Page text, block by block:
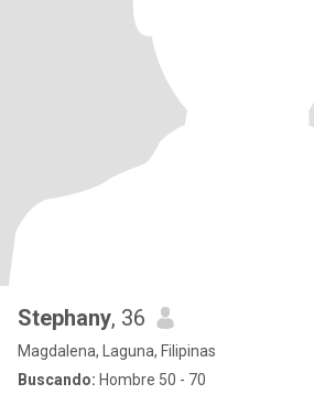
Stephany, 36
Magdalena, Laguna, Filipinas
Buscando: Hombre 50 - 70